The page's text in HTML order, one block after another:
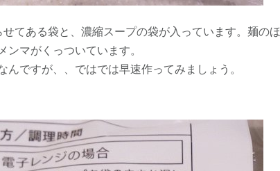
てある袋と、濃縮スープの袋が入っています。麺のほ
マがくっついています。
ですが、、ではでは早速作ってみましょう。